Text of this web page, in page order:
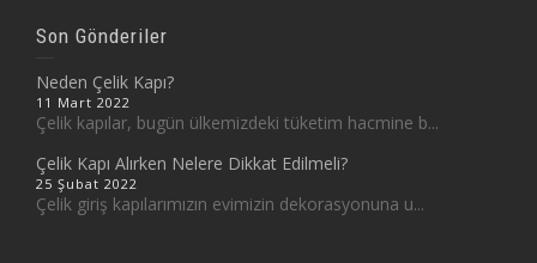
Son Gönderiler
Neden Çelik Kapı?
11 Mart 2022
Çelik kapılar, bugün ülkemizdeki tüketim hacmine b...
Çelik Kapı Alırken Nelere Dikkat Edilmeli?
25 Şubat 2022
Çelik giriş kapılarımızın evimizin dekorasyonuna u...